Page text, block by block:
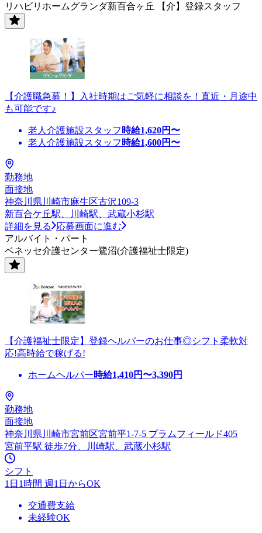
リハビリホームグランダ新百合ヶ丘 【介】登録スタッフ
【介護職急募！】入社時期はご気軽に相談を！直近・月途中
も可能です♪
老人介護施設スタッフ 時給1,620円〜
老人介護施設スタッフ 時給1,600円〜
勤務地
面接地
神奈川県川崎市麻生区古沢109-3
新百合ケ丘駅、川崎駅、武蔵小杉駅
詳細を見る
応募画面に進む
アルバイト・パート
ベネッセ介護センター鷺沼(介護福祉士限定)
【介護福祉士限定】登録ヘルパーのお仕事◎シフト柔軟対
応!高時給で稼げる!
ホームヘルパー時給1,410円〜3,390円
勤務地
面接地
神奈川県川崎市宮前区宮前平1-7-5 プラムフィールド405
宮前平駅 徒歩7分、川崎駅、武蔵小杉駅
シフト
1日1時間 週1日からOK
交通費支給
未経験OK